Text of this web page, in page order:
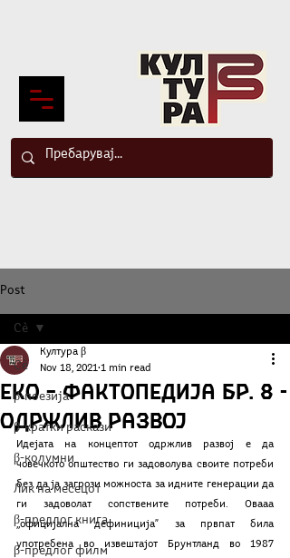
Post
Сè
β-поезија
β-кратки раскази
β-колумни
Лик на месецот
β-предлог книга
β-предлог филм
Сè
Еко – фактопедија бр. 8 -
Одржлив развој
Култура β
Nov 18, 2021 1 min read
Идејата на концептот одржлив развој е да
човечкото општество ги задоволува своите потреби
без да ја загрози можноста за идните генерации да
ги задоволат сопствените потреби. Овааа
,,официјална дефиниција” за првпат била
употребена во извештајот Брунтланд во 1987